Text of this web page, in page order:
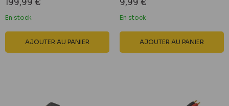
réduit
199,99 €
En stock
AJOUTER AU PANIER
réduit
9,99 €
En stock
AJOUTER AU PANIER